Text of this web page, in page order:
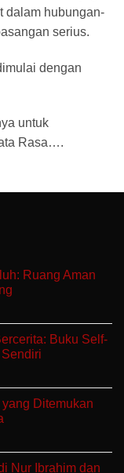
dalam hubungan-
serius.
dengan
untuk
Rasa….
Ruang Aman
Buku Self-
Ditemukan
Nur Ibrahim dan